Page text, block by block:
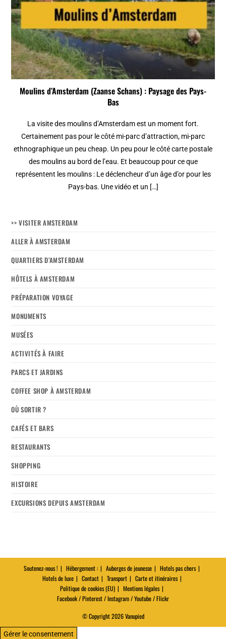
Moulins d’Amsterdam (Zaanse Schans) : Paysage des Pays-
Bas
La visite des moulins d’Amsterdam est un moment fort.
Certainement pas pour le côté mi-parc d’attraction, mi-parc
ethnographique un peu cheap. Un peu pour le côté carte postale
des moulins au bord de l’eau. Et beaucoup pour ce que
représentent les moulins : Le déclencheur d’un âge d’or pour les
Pays-bas. Une vidéo et un […]
>> VISITER AMSTERDAM
ALLER À AMSTERDAM
QUARTIERS D’AMSTERDAM
HÔTELS À AMSTERDAM
PRÉPARATION VOYAGE
MONUMENTS
MUSÉES
ACTIVITÉS À FAIRE
PARCS ET JARDINS
COFFEE SHOP À AMSTERDAM
OÙ SORTIR ?
CAFÉS ET BARS
RESTAURANTS
SHOPPING
HISTOIRE
EXCURSIONS DEPUIS AMSTERDAM
Soutenez-nous ! Hébergement : Auberges de jeunesse
Hotels pas chers
Hotels de luxe
Contact Transport
Carte et itinéraires
Politique de cookies (EU)
Mentions légales
Facebook / Pinterest / Instagram / Youtube / Flickr
© Copyright 2026 Vanupied
Gérer le consentement